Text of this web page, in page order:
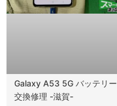
Galaxy A53 5G バッテリー
交換修理 -滋賀-